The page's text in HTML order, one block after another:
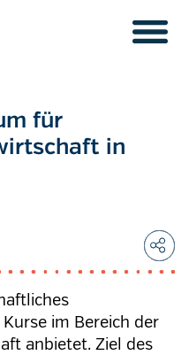
für
in
im Bereich der
anbietet. Ziel des